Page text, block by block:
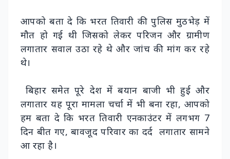
आपको बता दे कि भरत तिवारी की पुलिस मुठभेड़ में
मौत हो गई थी जिसको लेकर परिजन और ग्रामीण
लगातार सवाल उठा रहे थे और जांच की मांग कर रहे
थे।
बिहार समेत पूरे देश में बयान बाजी भी हुई और
लगातार यह पूरा मामला चर्चा में भी बना रहा, आपको
हम बता दे कि भरत तिवारी एनकाउंटर में लगभग 7
दिन बीत गए, बावजूद परिवार का दर्द लगातार सामने
आ रहा है।